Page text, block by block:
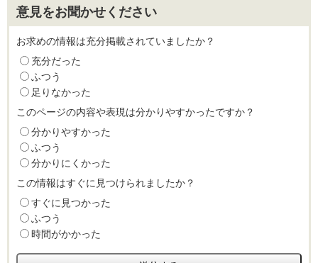
意見をお聞かせください
お求めの情報は充分掲載されていましたか？
充分だった
ふつう
足りなかった
このページの内容や表現は分かりやすかったですか？
分かりやすかった
ふつう
分かりにくかった
この情報はすぐに見つけられましたか？
すぐに見つかった
ふつう
時間がかかった